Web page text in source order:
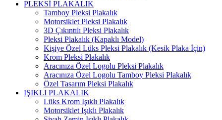
PLEKSİ PLAKALIK
Tamboy Pleksi Plakalık
Motorsiklet Pleksi Plakalık
3D Çıkıntılı Pleksi Plakalık
Pleksi Plakalık (Kapaklı Model)
Kişiye Özel Lüks Pleksi Plakalık (Kesik Plaka İçin)
Krom Pleksi Plakalık
Aracınıza Özel Logolu Pleksi Plakalık
Aracınıza Özel Logolu Tamboy Pleksi Plakalık
Özel Tasarım Pleksi Plakalık
IŞIKLI PLAKALIK
Lüks Krom Işıklı Plakalık
Motorsiklet Işıklı Plakalık